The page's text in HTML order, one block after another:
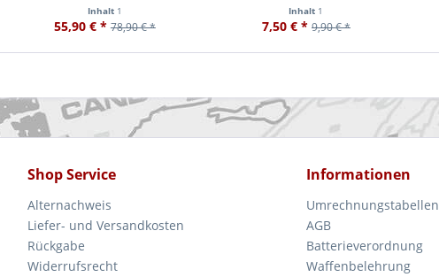
Inhalt 1
55,90 € * 78,90 € *
Inhalt 1
7,50 € * 9,90 € *
Shop Service
Alternachweis
Liefer- und Versandkosten
Rückgabe
Widerrufsrecht
Informationen
Umrechnungstabellen
AGB
Batterieverordnung
Waffenbelehrung